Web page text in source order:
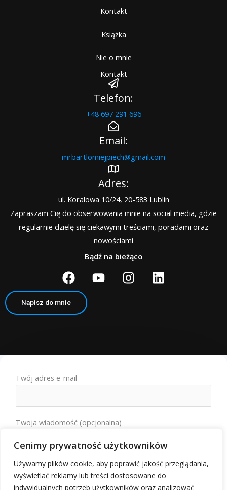
Cenimy prywatność użytkowników
Używamy plików cookie, aby poprawić jakość przeglądania,
wyświetlać reklamy lub treści dostosowane do
indywidualnych potrzeb użytkowników oraz analizować
Kontakt
Książka
Nie o mnie
Kontakt
Telefon:
+48 697 291 696
Email:
mrbartlomiejpiech@gmail.com​
Adres:
ul. Koralowa 10/24, 20-583 Lublin
Zapraszam Cię do obserwowania mnie na social media, gdzie
regularnie dzielę się ciekawymi treściami, poradami oraz
nowościami
Bądź na bieżąco
F
a
c
e
k
Y
o
I
n
a
L
i
n
Napisz do mnie
Twój adres e-mail
Twoja wiadomość (opcjonalna)